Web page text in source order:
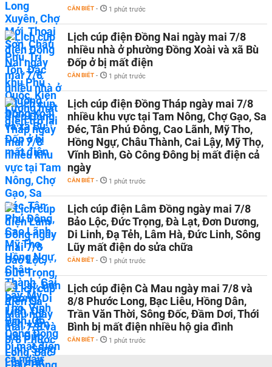
CẦN BIẾT - 1 phút trước
Lịch cúp điện Đồng Nai ngày mai 7/8
nhiều nhà ở phường Đồng Xoài và xã Bù
Đốp ở bị mất điện
CẦN BIẾT - 1 phút trước
Lịch cúp điện Đồng Tháp ngày mai 7/8
nhiều khu vực tại Tam Nông, Chợ Gạo, Sa
Đéc, Tân Phú Đông, Cao Lãnh, Mỹ Tho,
Hồng Ngự, Châu Thành, Cai Lậy, Mỹ Thọ,
Vĩnh Bình, Gò Công Đông bị mất điện cả
ngày
CẦN BIẾT - 1 phút trước
Lịch cúp điện Lâm Đồng ngày mai 7/8
Bảo Lộc, Đức Trọng, Đà Lạt, Đơn Dương,
Di Linh, Đạ Tẻh, Lâm Hà, Đức Linh, Sông
Lũy mất điện do sửa chữa
CẦN BIẾT - 1 phút trước
Lịch cúp điện Cà Mau ngày mai 7/8 và
8/8 Phước Long, Bạc Liêu, Hồng Dân,
Trần Văn Thời, Sông Đốc, Đầm Dơi, Thới
Bình bị mất điện nhiều hộ gia đình
CẦN BIẾT - 1 phút trước